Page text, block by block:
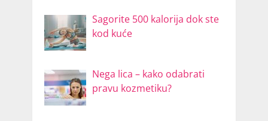
Sagorite 500 kalorija dok ste
kod kuće
Nega lica – kako odabrati
pravu kozmetiku?